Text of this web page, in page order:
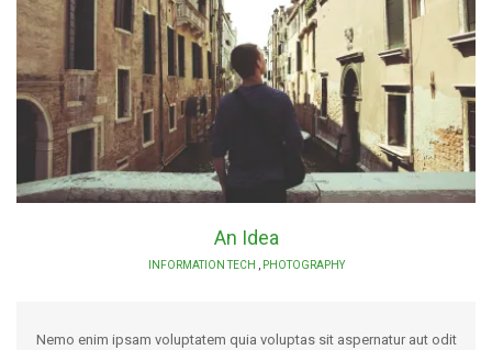
An Idea
INFORMATION TECH PHOTOGRAPHY
Nemo enim ipsam voluptatem quia voluptas sit aspernatur aut odit